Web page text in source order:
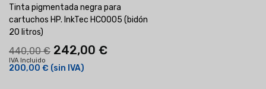
Tinta pigmentada negra para
cartuchos HP. InkTec HC0005 (bidón
20 litros)
440,00 € 242,00 €
IVA Incluido
200,00 € (sin IVA)